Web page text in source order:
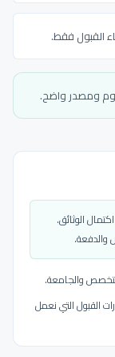
القبول فقط.
ومصدر واضح.
الوثائق.
والدفعة.
والجامعة.
القبول التي نعمل